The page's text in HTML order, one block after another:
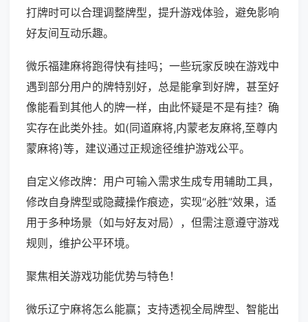
打牌时可以合理调整牌型，提升游戏体验，避免影响
好友间互动乐趣。
微乐福建麻将跑得快有挂吗；一些玩家反映在游戏中
遇到部分用户的牌特别好，总是能拿到好牌，甚至好
像能看到其他人的牌一样，由此怀疑是不是有挂？确
实存在此类外挂。如(同道麻将,内蒙老友麻将,至尊内
蒙麻将)等，建议通过正规途径维护游戏公平。
自定义修改牌：用户可输入需求生成专用辅助工具，
修改自身牌型或隐藏操作痕迹，实现“必胜”效果，适
用于多种场景（如与好友对局），但需注意遵守游戏
规则，维护公平环境。
聚焦相关游戏功能优势与特色！
微乐辽宁麻将怎么能赢；支持透视全局牌型、智能出